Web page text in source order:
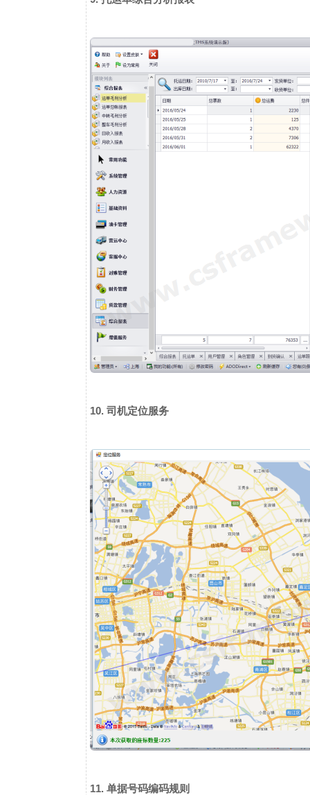
10. 司机定位服务
11. 单据号码编码规则